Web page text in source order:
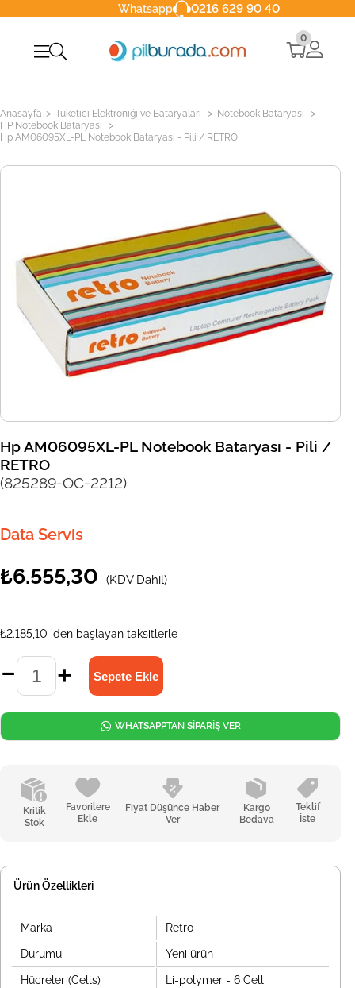
Whatsapp 0216 629 90 40
0
Anasayfa > Tüketici Elektroniği ve Bataryaları > Notebook Bataryası >
HP Notebook Bataryası >
Hp AM06095XL-PL Notebook Bataryası - Pili / RETRO
Hp AM06095XL-PL Notebook Bataryası - Pili /
RETRO
(825289-OC-2212)
Data Servis
₺6.555,30 (KDV Dahil)
₺2.185,10 'den başlayan taksitlerle
Kritik
Stok
Favorilere
Ekle
Fiyat Düşünce Haber
Ver
Kargo
Bedava
Teklif
İste
WHATSAPPTAN SİPARİŞ VER
Ürün Özellikleri
Marka Retro
Durumu Yeni ürün
Hücreler (Cells) Li-polymer - 6 Cell